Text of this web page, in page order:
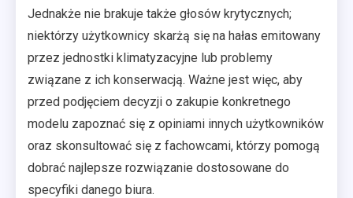
Jednakże nie brakuje także głosów krytycznych;
niektórzy użytkownicy skarżą się na hałas emitowany
przez jednostki klimatyzacyjne lub problemy
związane z ich konserwacją. Ważne jest więc, aby
przed podjęciem decyzji o zakupie konkretnego
modelu zapoznać się z opiniami innych użytkowników
oraz skonsultować się z fachowcami, którzy pomogą
dobrać najlepsze rozwiązanie dostosowane do
specyfiki danego biura.